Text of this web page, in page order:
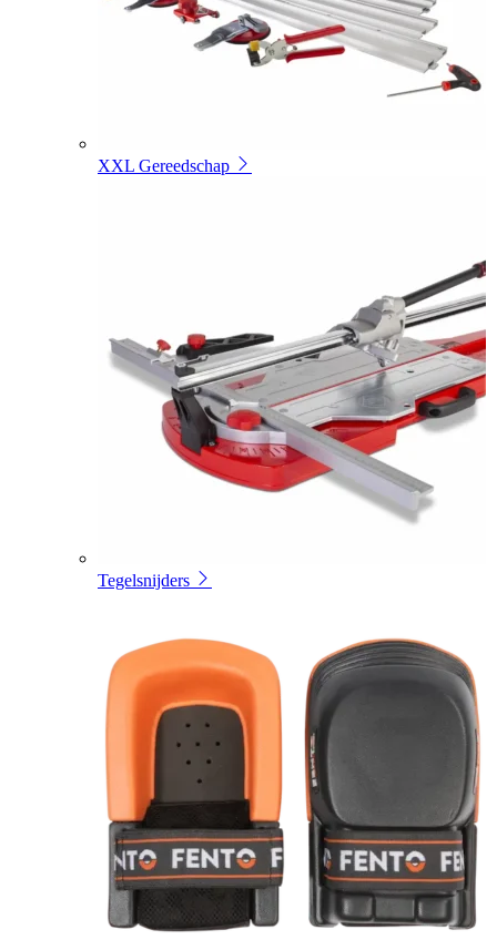
XXL Gereedschap
Tegelsnijders